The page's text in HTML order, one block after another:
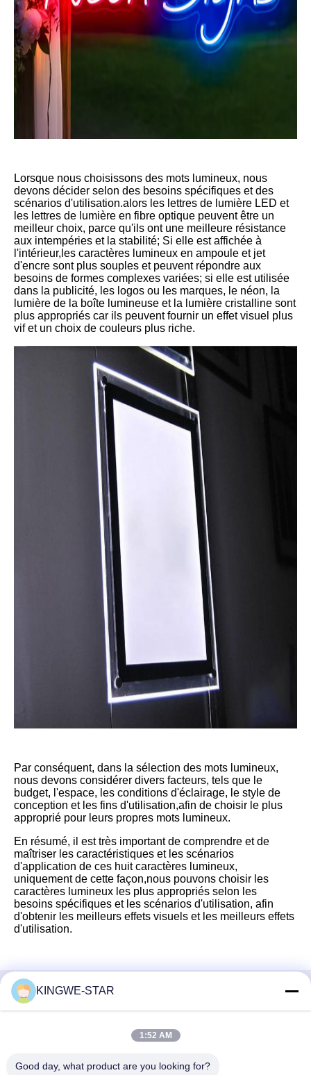
Lorsque nous choisissons des mots lumineux, nous
devons décider selon des besoins spécifiques et des
scénarios d'utilisation.alors les lettres de lumière LED et
les lettres de lumière en fibre optique peuvent être un
meilleur choix, parce qu'ils ont une meilleure résistance
aux intempéries et la stabilité; Si elle est affichée à
l'intérieur,les caractères lumineux en ampoule et jet
d'encre sont plus souples et peuvent répondre aux
besoins de formes complexes variées; si elle est utilisée
dans la publicité, les logos ou les marques, le néon, la
lumière de la boîte lumineuse et la lumière cristalline sont
plus appropriés car ils peuvent fournir un effet visuel plus
vif et un choix de couleurs plus riche.
Par conséquent, dans la sélection des mots lumineux,
nous devons considérer divers facteurs, tels que le
budget, l'espace, les conditions d'éclairage, le style de
conception et les fins d'utilisation,afin de choisir le plus
approprié pour leurs propres mots lumineux.
En résumé, il est très important de comprendre et de
maîtriser les caractéristiques et les scénarios
d'application de ces huit caractères lumineux,
uniquement de cette façon,nous pouvons choisir les
caractères lumineux les plus appropriés selon les
besoins spécifiques et les scénarios d'utilisation, afin
d'obtenir les meilleurs effets visuels et les meilleurs effets
d'utilisation.
Contactez rapidement
Fuyong, district Baoan, Shenzhen, Guangdong, Chine
KINGWE-STAR
1:52 AM
Good day, what product are you looking for?